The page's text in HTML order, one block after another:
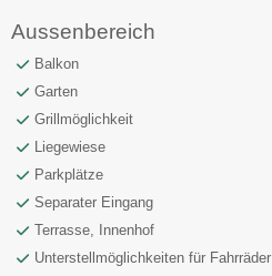
Aussenbereich
Balkon
Garten
Grillmöglichkeit
Liegewiese
Parkplätze
Separater Eingang
Terrasse, Innenhof
Unterstellmöglichkeiten für Fahrräder